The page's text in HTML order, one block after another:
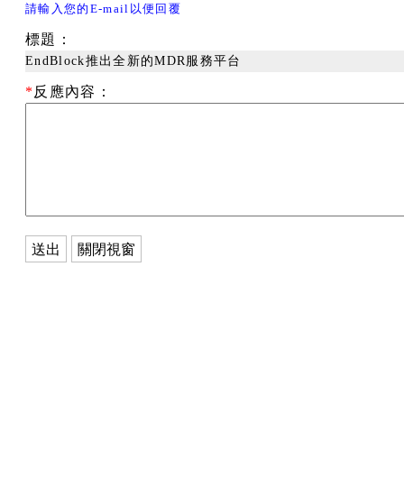
請輸入您的E-mail以便回覆
標題：
EndBlock推出全新的MDR服務平台
* 反應內容：